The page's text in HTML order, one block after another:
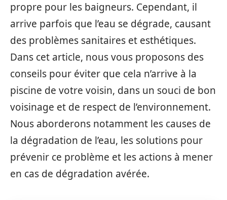
propre pour les baigneurs. Cependant, il
arrive parfois que l’eau se dégrade, causant
des problèmes sanitaires et esthétiques.
Dans cet article, nous vous proposons des
conseils pour éviter que cela n’arrive à la
piscine de votre voisin, dans un souci de bon
voisinage et de respect de l’environnement.
Nous aborderons notamment les causes de
la dégradation de l’eau, les solutions pour
prévenir ce problème et les actions à mener
en cas de dégradation avérée.